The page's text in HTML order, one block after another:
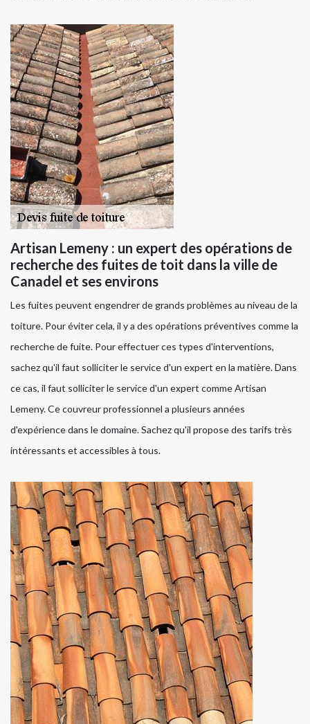
Artisan Lemeny : un expert des opérations de
recherche des fuites de toit dans la ville de
Canadel et ses environs
Les fuites peuvent engendrer de grands problèmes au niveau de la
toiture. Pour éviter cela, il y a des opérations préventives comme la
recherche de fuite. Pour effectuer ces types d'interventions,
sachez qu'il faut solliciter le service d'un expert en la matière. Dans
ce cas, il faut solliciter le service d'un expert comme Artisan
Lemeny. Ce couvreur professionnel a plusieurs années
d'expérience dans le domaine. Sachez qu'il propose des tarifs très
intéressants et accessibles à tous.